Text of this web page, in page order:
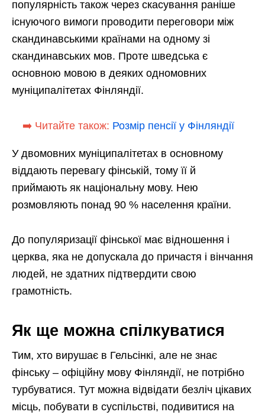
популярність також через скасування раніше
існуючого вимоги проводити переговори між
скандинавськими країнами на одному зі
скандинавських мов. Проте шведська є
основною мовою в деяких одномовних
муніципалітетах Фінляндії.
➡️ Читайте також: Розмір пенсії у Фінляндії
У двомовних муніципалітетах в основному
віддають перевагу фінській, тому її й
приймають як національну мову. Нею
розмовляють понад 90 % населення країни.
До популяризації фінської має відношення і
церква, яка не допускала до причастя і вінчання
людей, не здатних підтвердити свою
грамотність.
Як ще можна спілкуватися
Тим, хто вирушає в Гельсінкі, але не знає
фінську – офіційну мову Фінляндії, не потрібно
турбуватися. Тут можна відвідати безліч цікавих
місць, побувати в суспільстві, подивитися на